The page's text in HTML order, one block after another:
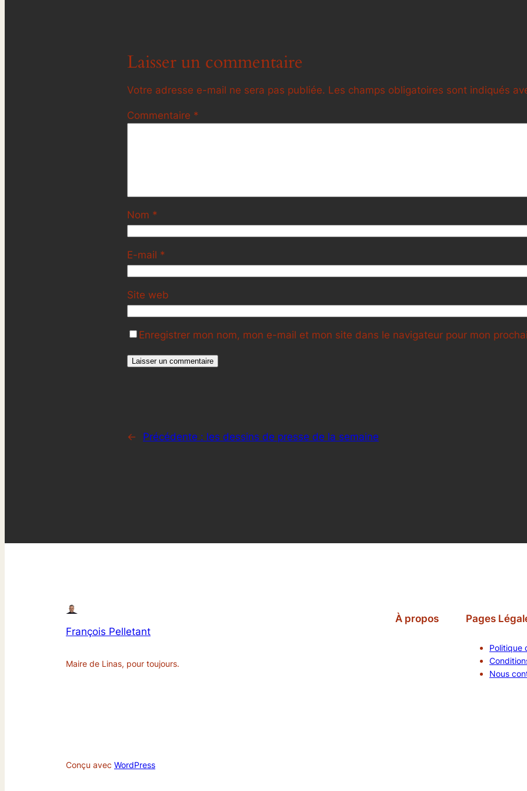
Laisser un commentaire
Votre adresse e-mail ne sera pas publiée. Les champs obligatoires sont indiqués
Commentaire *
Nom *
E-mail *
Site web
Enregistrer mon nom, mon e-mail et mon site dans le navigateur pour mon
← Précédente : les dessins de presse de la semaine
François Pelletant
Maire de Linas, pour toujours.
À propos Pages
Politique
Nous
Conçu avec WordPress